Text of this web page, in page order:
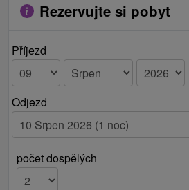
Rezervujte si pobyt
Příjezd
Odjezd
počet dospělých